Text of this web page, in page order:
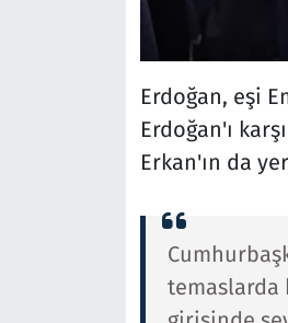
Erdoğan, eşi
Erdoğan'ı
Erkan'ın da
temaslarda